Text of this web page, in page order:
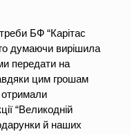
БФ “Карітас
думаючи вирішила
передати на
цим грошам
отримали
“Великодній
й наших